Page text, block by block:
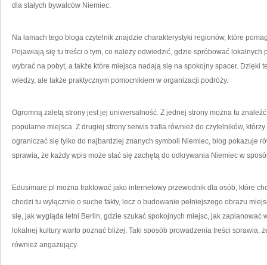
dla stałych bywalców Niemiec.
Na łamach tego bloga czytelnik znajdzie charakterystyki regionów, które
Pojawiają się tu treści o tym, co należy odwiedzić, gdzie spróbować lokalnych
wybrać na pobyt, a także które miejsca nadają się na spokojny spacer. Dzięki
wiedzy, ale także praktycznym pomocnikiem w organizacji podróży.
Ogromną zaletą strony jest jej uniwersalność. Z jednej strony można tu
popularne miejsca. Z drugiej strony serwis trafia również do czytelników,
ograniczać się tylko do najbardziej znanych symboli Niemiec, blog pokazuje
sprawia, że każdy wpis może stać się zachętą do odkrywania Niemiec w
Edusimare.pl można traktować jako internetowy przewodnik dla osób, które
chodzi tu wyłącznie o suche fakty, lecz o budowanie pełniejszego obrazu
się, jak wygląda letni Berlin, gdzie szukać spokojnych miejsc, jak zaplanować
lokalnej kultury warto poznać bliżej. Taki sposób prowadzenia treści sprawia,
również angażujący.